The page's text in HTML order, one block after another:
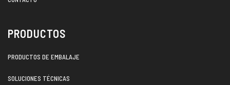
PRODUCTOS
PRODUCTOS DE EMBALAJE
SOLUCIONES TÉCNICAS